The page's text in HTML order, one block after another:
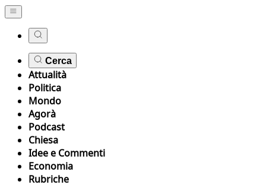
Cerca
Attualità
Politica
Mondo
Agorà
Podcast
Chiesa
Idee e Commenti
Economia
Rubriche